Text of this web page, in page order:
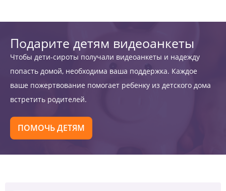
Подарите детям видеоанкеты
Чтобы дети-сироты получали видеоанкеты и надежду
попасть домой, необходима ваша поддержка. Каждое
ваше пожертвование помогает ребенку из детского дома
встретить родителей.
ПОМОЧЬ ДЕТЯМ